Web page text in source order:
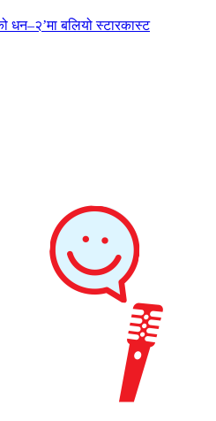
धन–२’मा बलियो स्टारकास्ट